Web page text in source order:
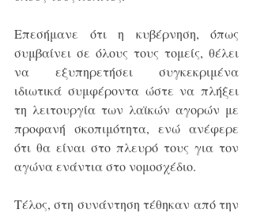
Επεσήμανε ότι η κυβέρνηση, όπως
συμβαίνει σε όλους τους τομείς, θέλει
να εξυπηρετήσει συγκεκριμένα
ιδιωτικά συμφέροντα ώστε να πλήξει
τη λειτουργία των λαϊκών αγορών με
προφανή σκοπιμότητα, ενώ ανέφερε
ότι θα είναι στο πλευρό τους για τον
αγώνα ενάντια στο νομοσχέδιο.
Τέλος, στη συνάντηση τέθηκαν από την